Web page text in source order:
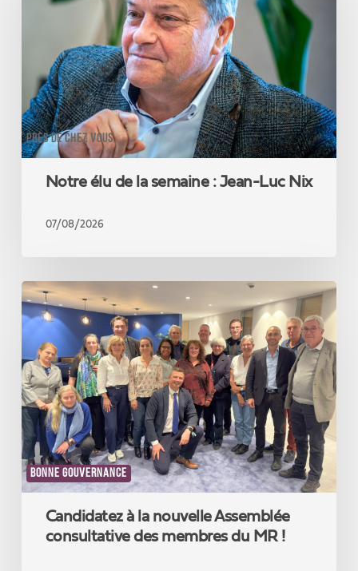
PRÈS DE CHEZ VOUS
Jean-
Luc
Nix
Notre élu de la semaine : Jean-Luc Nix
07/08/2026
BONNE GOUVERNANCE
Candidatez
à
nouvelle
Assemblée
consultative
des
membres
du
MR
Candidatez à la nouvelle Assemblée
consultative des membres du MR !